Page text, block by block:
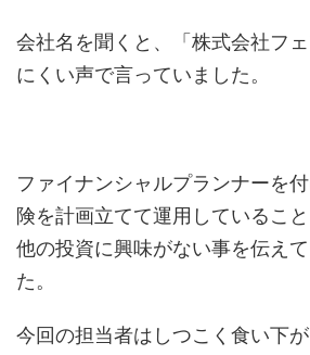
会社名を聞くと、「株式会社フ
にくい声で言っていました。
ファイナンシャルプランナーを
険を計画立てて運用しているこ
他の投資に興味がない事を伝え
た。
今回の担当者はしつこく食い下